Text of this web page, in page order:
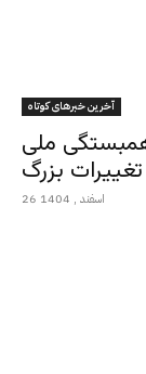
آخرین خبرهای کوتاه
ملی
بزرگ
26 اسفند , 1404